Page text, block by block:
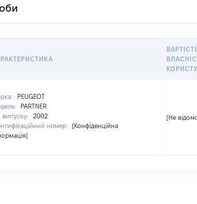
PEUGEOT
PARTNER
випуску:
2002
номер:
[Конфіденційна
[Не